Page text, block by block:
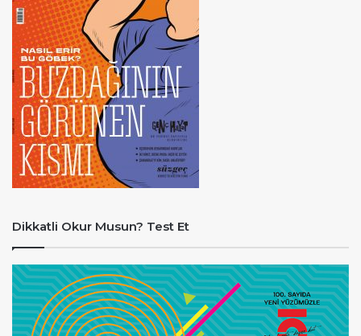
Dikkatli Okur Musun? Test Et